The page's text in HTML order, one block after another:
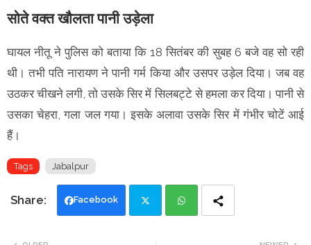
सोते वक्त खौलता पानी उड़ेला
घायल नीतू ने पुलिस को बताया कि 18 सितंबर की सुबह 6 बजे वह सो रही
थी। तभी पति नारायण ने पानी गर्म किया और उसपर उड़ेल दिया। जब वह
उठकर चीखने लगी, तो उसके सिर में सिलबट्टे से हमला कर दिया। पानी से
उसका चेहरा, गला जल गया। इसके अलावा उसके सिर में गंभीर चोटें आई
हैं।
Tags Jabalpur
Facebook